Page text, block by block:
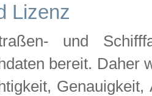
Lizenz
und
bereit. Daher